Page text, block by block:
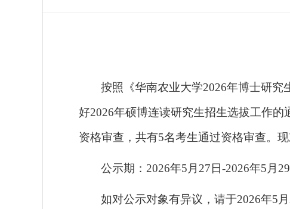
按照《华南农业大学2026年博士研究
好2026年硕博连读研究生招生选拔工作
资格审查，共有5名考生通过资格审查。
公示期：2026年5月27日-2026年5月29
如对公示对象有异议，请于2026年5